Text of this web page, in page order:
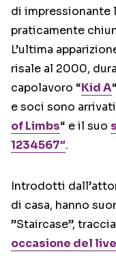
di impressionante
praticamente
L’ultima
risale al 2000,
capolavoro “Kid A
e soci sono
of Limbs“ e il suo
1234567″.
Introdotti
di casa, hanno
”Staircase”,
occasione del